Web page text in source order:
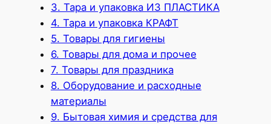
3. Тара и упаковка ИЗ ПЛАСТИКА
4. Тара и упаковка КРАФТ
5. Товары для гигиены
6. Товары для дома и прочее
7. Товары для праздника
8. Оборудование и расходные
материалы
9. Бытовая химия и средства для